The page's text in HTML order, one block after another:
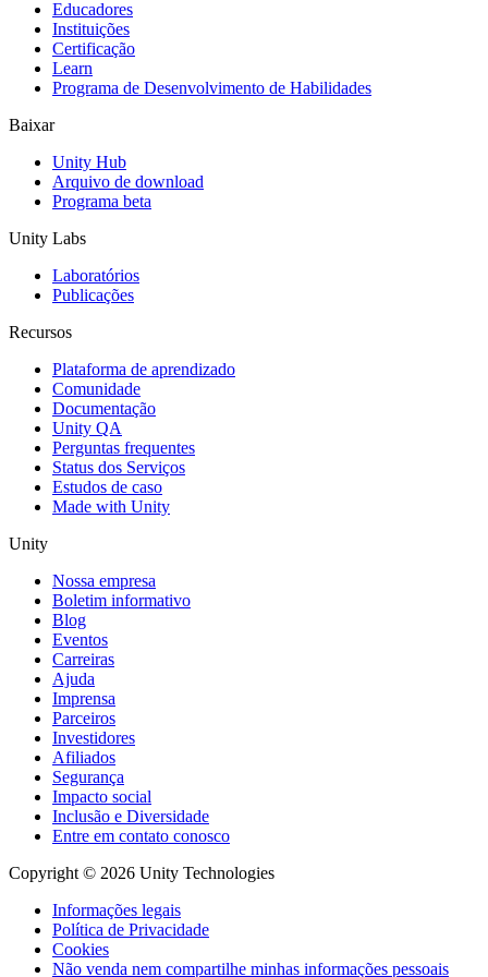
Jogos XR
Lance jogos XR em várias plataformas
Jogos com multijogador
Simplifique o desenvolvimento de jogos multiplayer
Educadores
Instituições
Certificação
Learn
Programa de Desenvolvimento de Habilidades
Baixar
Unity Hub
Arquivo de download
Programa beta
Unity Labs
Laboratórios
Publicações
Recursos
Plataforma de aprendizado
Comunidade
Documentação
Unity QA
Perguntas frequentes
Status dos Serviços
Estudos de caso
Made with Unity
Unity
Nossa empresa
Boletim informativo
Blog
Eventos
Carreiras
Ajuda
Imprensa
Parceiros
Investidores
Afiliados
Segurança
Impacto social
Inclusão e Diversidade
Entre em contato conosco
Copyright © 2026 Unity Technologies
Informações legais
Política de Privacidade
Cookies
Não venda nem compartilhe minhas informações pessoais